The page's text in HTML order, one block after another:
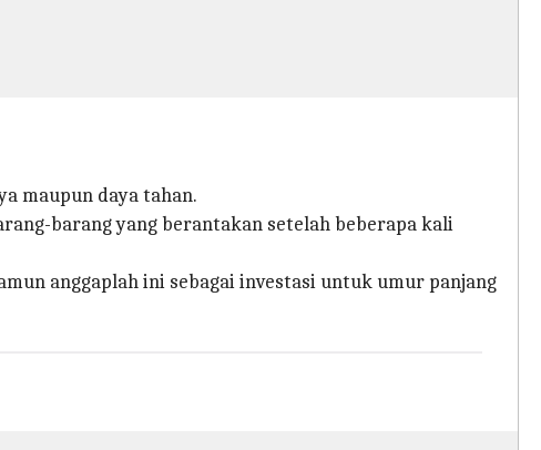
maupun daya tahan.
barang yang berantakan setelah beberapa kali
anggaplah ini sebagai investasi untuk umur panjang